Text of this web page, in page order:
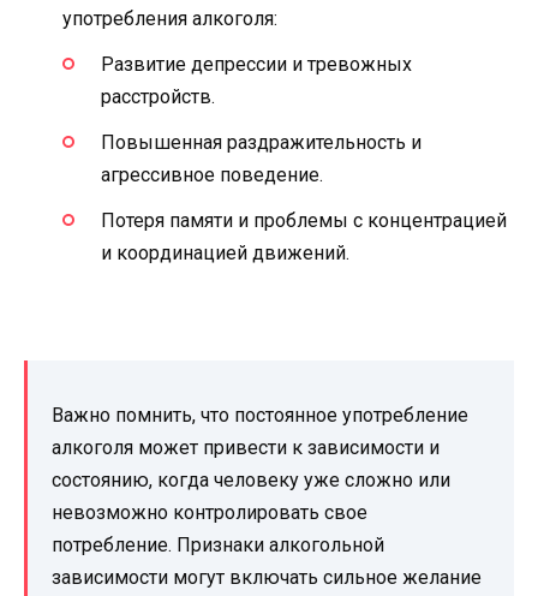
употребления алкоголя:
Развитие депрессии и тревожных
расстройств.
Повышенная раздражительность и
агрессивное поведение.
Потеря памяти и проблемы с концентрацией
и координацией движений.
Важно помнить, что постоянное употребление
алкоголя может привести к зависимости и
состоянию, когда человеку уже сложно или
невозможно контролировать свое
потребление. Признаки алкогольной
зависимости могут включать сильное желание